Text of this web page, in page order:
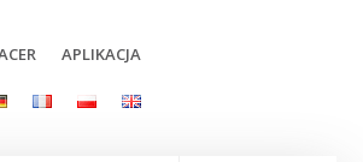
APLIKACJA